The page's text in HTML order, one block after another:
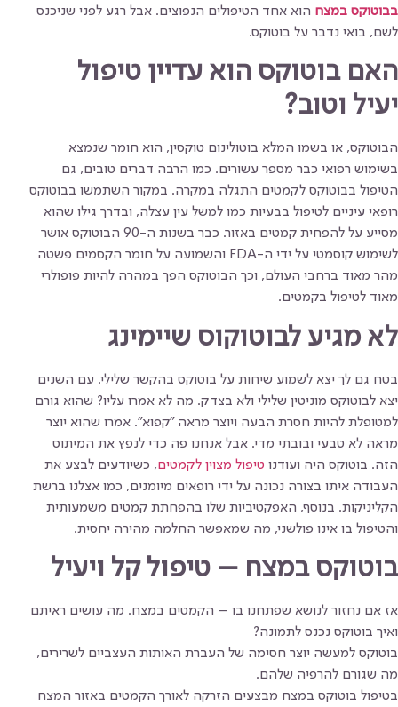
בבוטוקס במצח הוא אחד הטיפולים הנפוצים. אבל רגע לפני שניכנס
לשם, בואי נדבר על בוטוקס.
האם בוטוקס הוא עדיין טיפול
יעיל וטוב?
הבוטוקס, או בשמו המלא בוטולינום טוקסין, הוא חומר שנמצא
בשימוש רפואי כבר מספר עשורים. כמו הרבה דברים טובים, גם
הטיפול בבוטוקס לקמטים התגלה במקרה. במקור השתמשו בבוטוקס
רופאי עיניים לטיפול בבעיות כמו למשל עין עצלה, ובדרך גילו שהוא
מסייע על להפחית קמטים באזור. כבר בשנות ה-90 הבוטוקס אושר
לשימוש קוסמטי על ידי ה-FDA והשמועה על חומר הקסמים פשטה
מהר מאוד ברחבי העולם, וכך הבוטוקס הפך במהרה להיות פופולרי
מאוד לטיפול בקמטים.
לא מגיע לבוטוקוס שיימינג
בטח גם לך יצא לשמוע שיחות על בוטוקס בהקשר שלילי. עם השנים
יצא לבוטוקס מוניטין שלילי ולא בצדק. מה לא אמרו עליו? שהוא גורם
למטופלת להיות חסרת הבעה ויוצר מראה "קפוא". אמרו שהוא יוצר
מראה לא טבעי ובובתי מדי. אבל אנחנו פה כדי לנפץ את המיתוס
הזה. בוטוקס היה ועודנו טיפול מצוין לקמטים, כשיודעים לבצע את
העבודה איתו בצורה נכונה על ידי רופאים מיומנים, כמו אצלנו ברשת
הקליניקות. בנוסף, האפקטיביות שלו בהפחתת קמטים משמעותית
והטיפול בו אינו פולשני, מה שמאפשר החלמה מהירה יחסית.
בוטוקס במצח – טיפול קל ויעיל
אז אם נחזור לנושא שפתחנו בו – הקמטים במצח. מה עושים ראיתם
ואיך בוטוקס נכנס לתמונה?
בוטוקס למעשה יוצר חסימה של העברת האותות העצביים לשרירים,
מה שגורם להרפיה שלהם.
בטיפול בוטוקס במצח מבצעים הזרקה לאורך הקמטים באזור המצח